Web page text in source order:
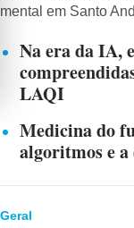
mental em Santo
Na era da IA,
LAQI
Medicina do
algoritmos e a
Geral